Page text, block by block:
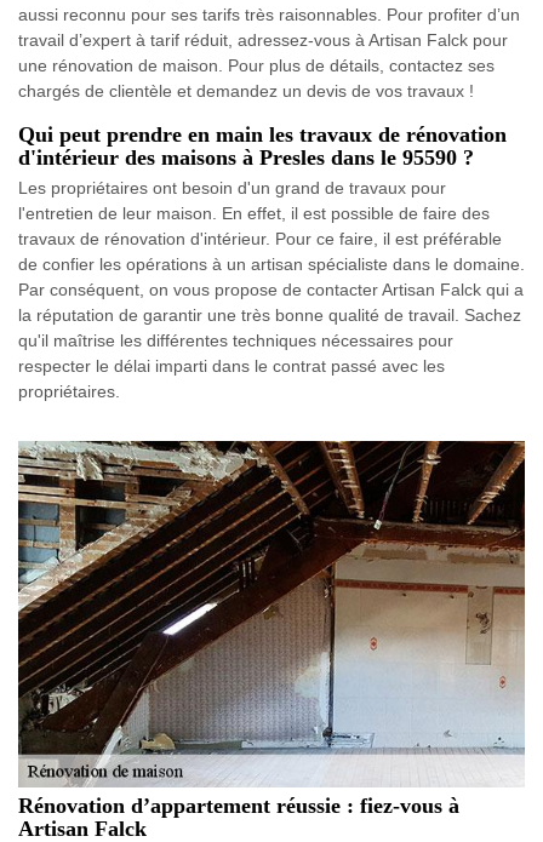
aussi reconnu pour ses tarifs très raisonnables. Pour profiter d’un
travail d’expert à tarif réduit, adressez-vous à Artisan Falck pour
une rénovation de maison. Pour plus de détails, contactez ses
chargés de clientèle et demandez un devis de vos travaux !
Qui peut prendre en main les travaux de rénovation
d'intérieur des maisons à Presles dans le 95590 ?
Les propriétaires ont besoin d'un grand de travaux pour
l'entretien de leur maison. En effet, il est possible de faire des
travaux de rénovation d'intérieur. Pour ce faire, il est préférable
de confier les opérations à un artisan spécialiste dans le domaine.
Par conséquent, on vous propose de contacter Artisan Falck qui a
la réputation de garantir une très bonne qualité de travail. Sachez
qu'il maîtrise les différentes techniques nécessaires pour
respecter le délai imparti dans le contrat passé avec les
propriétaires.
Rénovation d’appartement réussie : fiez-vous à
Artisan Falck